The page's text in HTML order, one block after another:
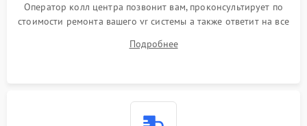
Оператор колл центра позвонит вам, проконсультирует по
стоимости ремонта вашего vr системы а также ответит на все
Подробнее